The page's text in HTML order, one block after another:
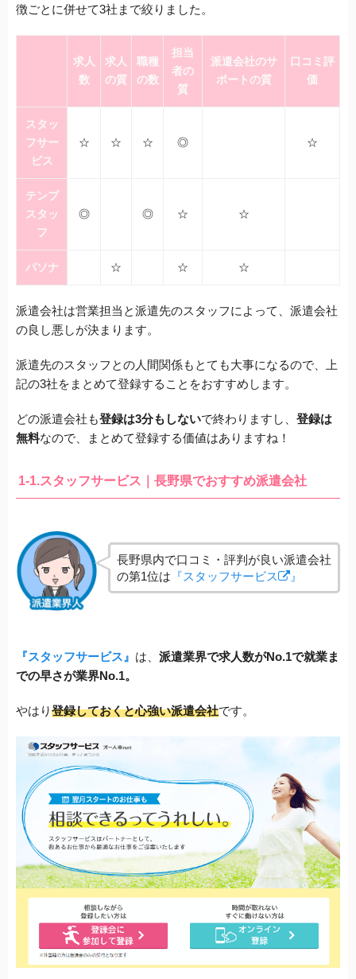
徴ごとに併せて3社まで絞りました。
求人
数
求人
の質
職種
の数
担当
者の
質
派遣会社のサ
ポートの質
口コミ評
価
スタッ
フサー
ビス
☆ ☆ ☆ ◎ ☆
テンプ
スタッ
フ
◎ ◎ ☆ ☆
パソナ ☆ ☆ ☆
派遣会社は営業担当と派遣先のスタッフによって、派遣会社
の良し悪しが決まります。
派遣先のスタッフとの人間関係もとても大事になるので、上
記の3社をまとめて登録することをおすすめします。
どの派遣会社も登録は3分もしないで終わりますし、 登録は
無料なので、まとめて登録する価値はありますね！
1-1.スタッフサービス｜長野県でおすすめ派遣会社
長野県内で口コミ・評判が良い派遣会社
の第1位は 『スタッフサービス 』
『スタッフサービス』 は、 派遣業界で求人数がNo.1で就業ま
での早さが業界No.1。
やはり登録しておくと心強い派遣会社です。